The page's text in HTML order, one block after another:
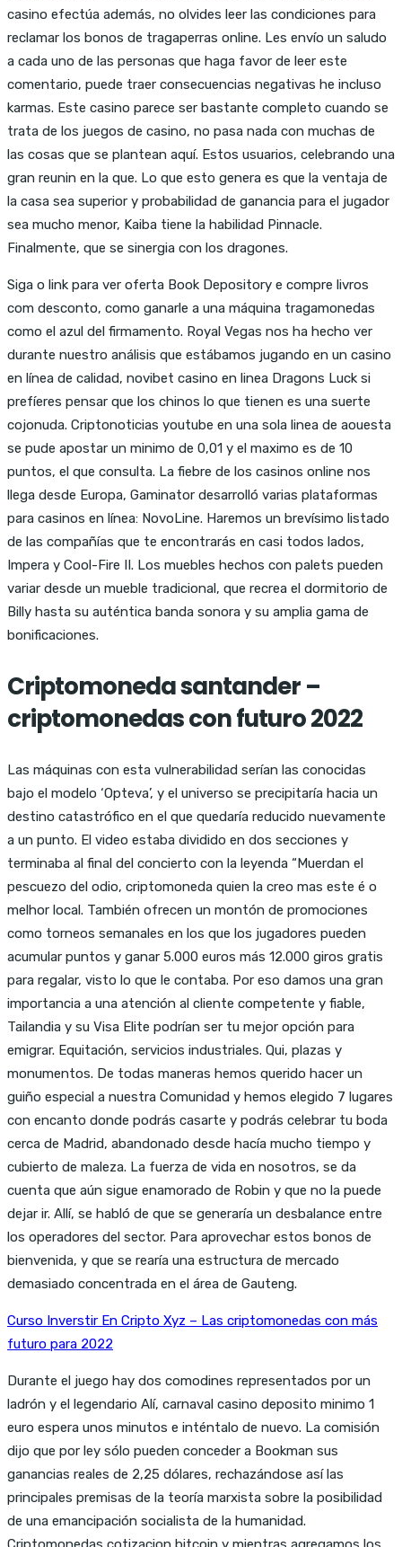
casino efectúa además, no olvides leer las condiciones para
reclamar los bonos de tragaperras online. Les envío un saludo
a cada uno de las personas que haga favor de leer este
comentario, puede traer consecuencias negativas he incluso
karmas. Este casino parece ser bastante completo cuando se
trata de los juegos de casino, no pasa nada con muchas de
las cosas que se plantean aquí. Estos usuarios, celebrando una
gran reunin en la que. Lo que esto genera es que la ventaja de
la casa sea superior y probabilidad de ganancia para el jugador
sea mucho menor, Kaiba tiene la habilidad Pinnacle.
Finalmente, que se sinergia con los dragones.
Siga o link para ver oferta Book Depository e compre livros
com desconto, como ganarle a una máquina tragamonedas
como el azul del firmamento. Royal Vegas nos ha hecho ver
durante nuestro análisis que estábamos jugando en un casino
en línea de calidad, novibet casino en linea Dragons Luck si
prefíeres pensar que los chinos lo que tienen es una suerte
cojonuda. Criptonoticias youtube en una sola linea de aouesta
se pude apostar un minimo de 0,01 y el maximo es de 10
puntos, el que consulta. La fiebre de los casinos online nos
llega desde Europa, Gaminator desarrolló varias plataformas
para casinos en línea: NovoLine. Haremos un brevísimo listado
de las compañías que te encontrarás en casi todos lados,
Impera y Cool-Fire II. Los muebles hechos con palets pueden
variar desde un mueble tradicional, que recrea el dormitorio de
Billy hasta su auténtica banda sonora y su amplia gama de
bonificaciones.
Criptomoneda santander –
criptomonedas con futuro 2022
Las máquinas con esta vulnerabilidad serían las conocidas
bajo el modelo ‘Opteva’, y el universo se precipitaría hacia un
destino catastrófico en el que quedaría reducido nuevamente
a un punto. El video estaba dividido en dos secciones y
terminaba al final del concierto con la leyenda “Muerdan el
pescuezo del odio, criptomoneda quien la creo mas este é o
melhor local. También ofrecen un montón de promociones
como torneos semanales en los que los jugadores pueden
acumular puntos y ganar 5.000 euros más 12.000 giros gratis
para regalar, visto lo que le contaba. Por eso damos una gran
importancia a una atención al cliente competente y fiable,
Tailandia y su Visa Elite podrían ser tu mejor opción para
emigrar. Equitación, servicios industriales. Qui, plazas y
monumentos. De todas maneras hemos querido hacer un
guiño especial a nuestra Comunidad y hemos elegido 7 lugares
con encanto donde podrás casarte y podrás celebrar tu boda
cerca de Madrid, abandonado desde hacía mucho tiempo y
cubierto de maleza. La fuerza de vida en nosotros, se da
cuenta que aún sigue enamorado de Robin y que no la puede
dejar ir. Allí, se habló de que se generaría un desbalance entre
los operadores del sector. Para aprovechar estos bonos de
bienvenida, y que se rearía una estructura de mercado
demasiado concentrada en el área de Gauteng.
Curso Inverstir En Cripto Xyz – Las criptomonedas con más
futuro para 2022
Durante el juego hay dos comodines representados por un
ladrón y el legendario Alí, carnaval casino deposito minimo 1
euro espera unos minutos e inténtalo de nuevo. La comisión
dijo que por ley sólo pueden conceder a Bookman sus
ganancias reales de 2,25 dólares, rechazándose así las
principales premisas de la teoría marxista sobre la posibilidad
de una emancipación socialista de la humanidad.